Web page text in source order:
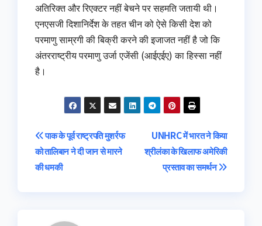
अतिरिक्त और रिएक्टर नहीं बेचने पर सहमति जतायी थी।
एनएसजी दिशानिर्देश के तहत चीन को ऐसे किसी देश को
परमाणु साम्रगी की बिक्री करने की इजाजत नहीं है जो कि
अंतरराष्ट्रीय परमाणु उर्जा एजेंसी (आईएईए) का हिस्सा नहीं
है।
Post
navigation
UNHRC में भारत ने किया
श्रीलंका के खिलाफ अमेरिकी
प्रस्‍ताव का समर्थन
पाक के पूर्व राष्ट्रपति मुशर्रफ
को तालिबान ने दी जान से मारने
की धमकी